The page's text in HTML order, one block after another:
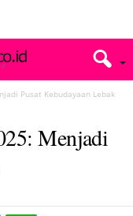
Pusat Kebudayaan Lebak
Menjadi